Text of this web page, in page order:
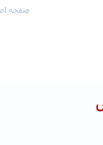
صفحه